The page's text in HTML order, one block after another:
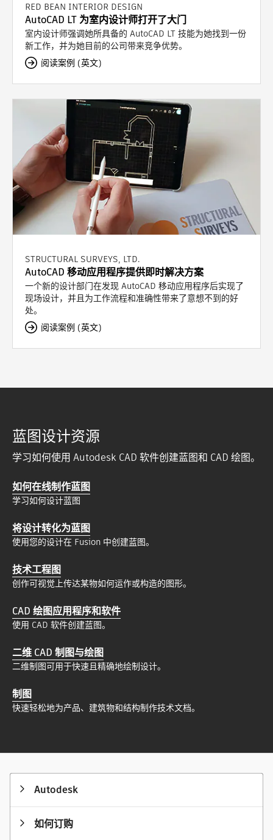
RED BEAN INTERIOR DESIGN
AutoCAD LT 为室内设计师打开了大门
室内设计师强调她所具备的 AutoCAD LT 技能为她找到一份
新工作，并为她目前的公司带来竞争优势。
阅读案例 (英文)
STRUCTURAL SURVEYS, LTD.
AutoCAD 移动应用程序提供即时解决方案
一个新的设计部门在发现 AutoCAD 移动应用程序后实现了
现场设计，并且为工作流程和准确性带来了意想不到的好
处。
阅读案例 (英文)
蓝图设计资源
学习如何使用 Autodesk CAD 软件创建蓝图和 CAD 绘图。
如何在线制作蓝图
学习如何设计蓝图
将设计转化为蓝图
使用您的设计在 Fusion 中创建蓝图。
技术工程图
创作可视觉上传达某物如何运作或构造的图形。
CAD 绘图应用程序和软件
使用 CAD 软件创建蓝图。
二维 CAD 制图与绘图
二维制图可用于快速且精确地绘制设计。
制图
快速轻松地为产品、建筑物和结构制作技术文档。
Autodesk
如何订购